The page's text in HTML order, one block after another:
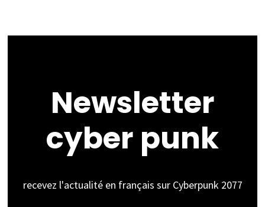
Newsletter
cyber punk
recevez l'actualité en français sur Cyberpunk 2077